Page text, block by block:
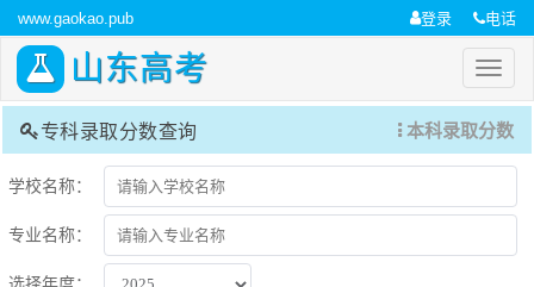
www.gaokao.pub 登录 电话
山东高考
专科录取分数查询 本科录取分数
学校名称：
专业名称：